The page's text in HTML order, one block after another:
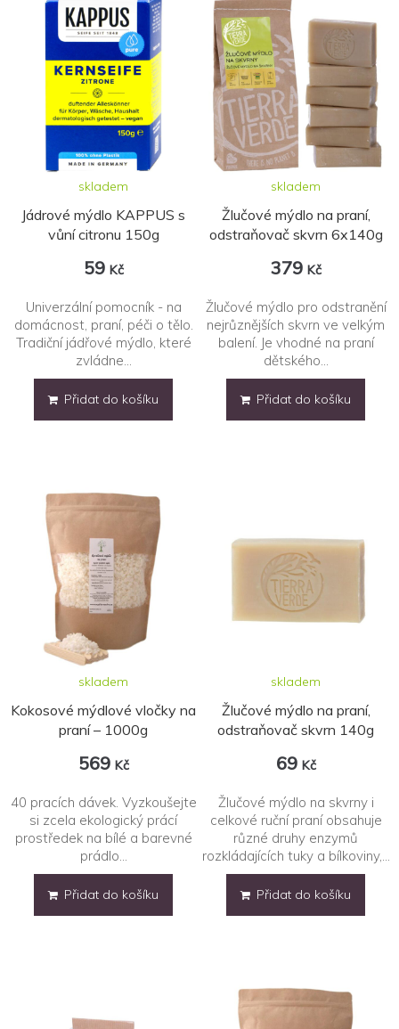
skladem
Jádrové mýdlo KAPPUS s
vůní citronu 150g
59 Kč
Univerzální pomocník - na
domácnost, praní, péči o tělo.
Tradiční jádřové mýdlo, které
zvládne...
Přidat do košíku
skladem
Žlučové mýdlo na praní,
odstraňovač skvrn 6x140g
379 Kč
Žlučové mýdlo pro odstranění
nejrůznějších skvrn ve velkým
balení. Je vhodné na praní
dětského...
Přidat do košíku
skladem
Kokosové mýdlové vločky na
praní – 1000g
569 Kč
40 pracích dávek. Vyzkoušejte
si zcela ekologický prácí
prostředek na bílé a barevné
prádlo...
Přidat do košíku
skladem
Žlučové mýdlo na praní,
odstraňovač skvrn 140g
69 Kč
Žlučové mýdlo na skvrny i
celkové ruční praní obsahuje
různé druhy enzymů
rozkládajících tuky a bílkoviny,...
Přidat do košíku